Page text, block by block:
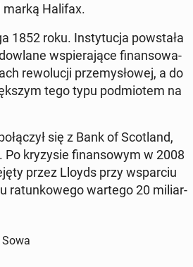
marką Halifax.
1852 roku. In­sty­tu­cja po­wsta­ła
wspie­ra­ją­ce fi­nan­so­wa­
re­wo­lu­cji prze­my­sło­wej, a do
tego typu pod­mio­tem na
się z Bank of Sco­tland,
Po kry­zy­sie fi­nan­so­wym w 2008
przez Lloyds przy wspar­ciu
ra­tun­ko­we­go wartego 20 mi­liar­